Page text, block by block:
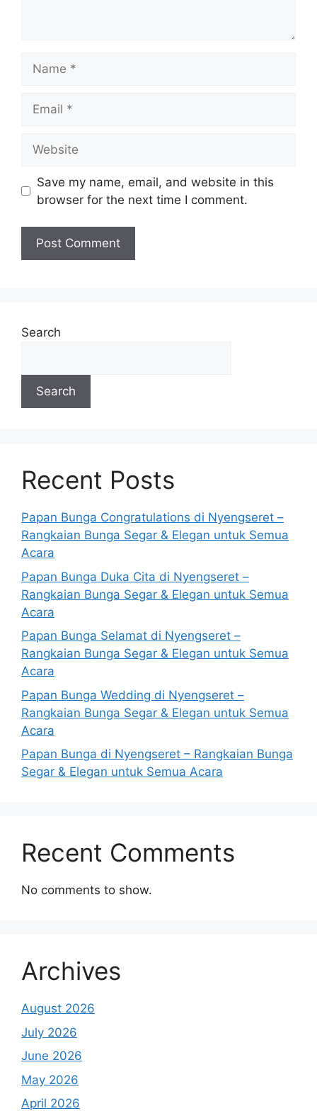
Save my name, email, and website in this
browser for the next time I comment.
Search
Search
Recent Posts
Papan Bunga Congratulations di Nyengseret –
Rangkaian Bunga Segar & Elegan untuk Semua
Acara
Papan Bunga Duka Cita di Nyengseret –
Rangkaian Bunga Segar & Elegan untuk Semua
Acara
Papan Bunga Selamat di Nyengseret –
Rangkaian Bunga Segar & Elegan untuk Semua
Acara
Papan Bunga Wedding di Nyengseret –
Rangkaian Bunga Segar & Elegan untuk Semua
Acara
Papan Bunga di Nyengseret – Rangkaian Bunga
Segar & Elegan untuk Semua Acara
Recent Comments
No comments to show.
Archives
August 2026
July 2026
June 2026
May 2026
April 2026